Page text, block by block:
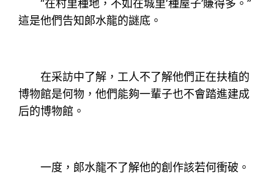
“在村里種地，不如在城里‘種屋子’賺得多。”
這是他們告知郞水龍的謎底。
在采訪中了解，工人不了解他們正在扶植的
博物館是何物，他們能夠一輩子也不會踏進建成
后的博物館。
一度，郞水龍不了解他的創作該若何衝破。